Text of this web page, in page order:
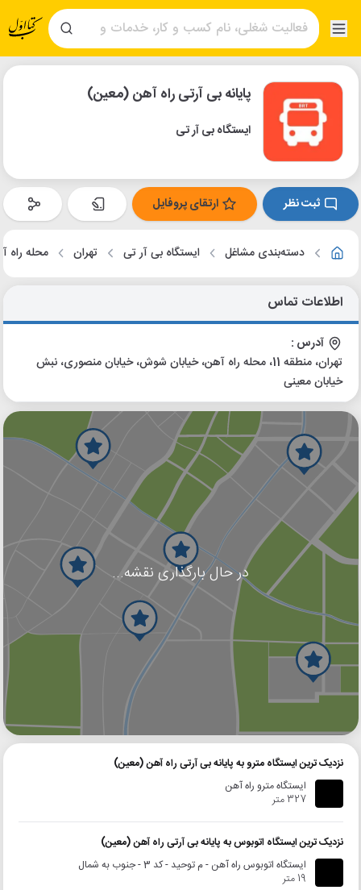
پایانه بی آرتی راه آهن (معین)
ایستگاه بی آر تی
ثبت نظر ارتقای پروفایل
دسته‌بندی مشاغل ایستگاه بی آر تی تهران محله راه
اطلاعات تماس
آدرس :
تهران، منطقه 11، محله راه آهن، خیابان شوش، خیابان منصوری، نبش
خیابان معینی
در حال بارگذاری نقشه...
گوگل
نزدیک ترین ایستگاه مترو به پایانه بی آرتی راه آهن (معین)
ایستگاه مترو راه آهن
327 متر
نزدیک ترین ایستگاه اتوبوس به پایانه بی آرتی راه آهن (معین)
ایستگاه اتوبوس راه آهن - م توحید - کد 3 - جنوب به شمال
19 متر